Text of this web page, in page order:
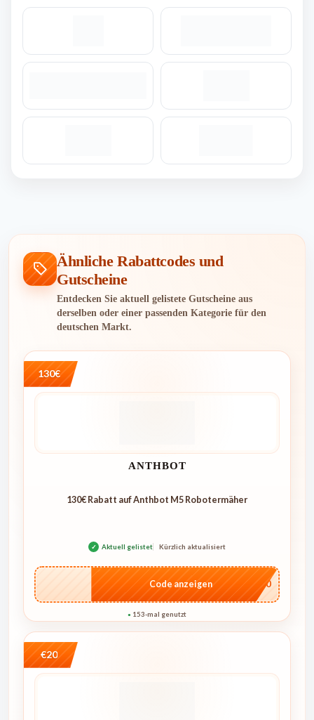
Ähnliche Rabattcodes und
Gutscheine
Entdecken Sie aktuell gelistete Gutscheine aus
derselben oder einer passenden Kategorie für den
deutschen Markt.
130€
ANTHBOT
130€ Rabatt auf Anthbot M5 Robotermäher
✓ Aktuell gelistet Kürzlich aktualisiert
…E250
Code anzeigen
● 153-mal genutzt
€20